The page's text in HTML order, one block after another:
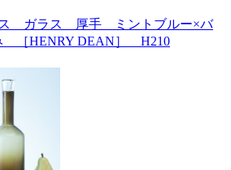
ス ガラス 厚手 ミントブルー×バ
HENRY DEAN］ H210